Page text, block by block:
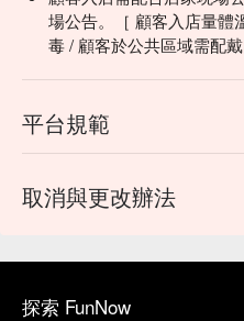
場公告。［ 顧客入店量體
毒 / 顧客於公共區域需配戴
平台規範
取消與更改辦法
探索 FunNow